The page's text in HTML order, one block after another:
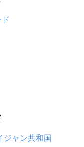
ャン共和国